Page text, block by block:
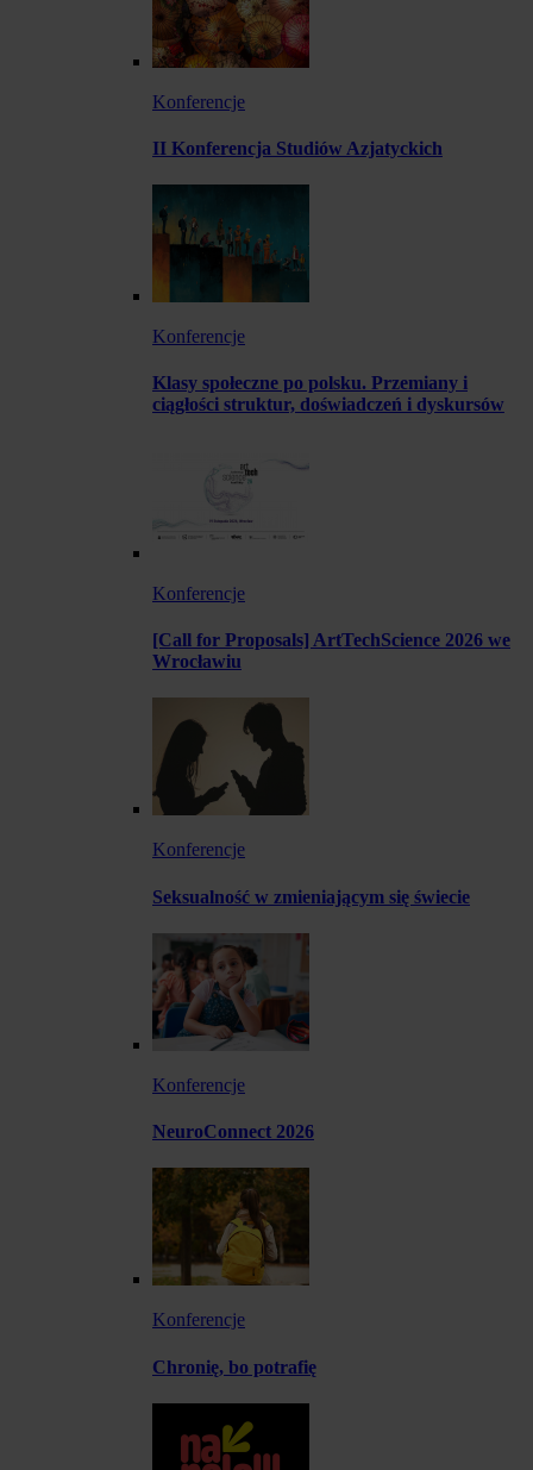
Konferencje
II Konferencja Studiów Azjatyckich
Konferencje
Klasy społeczne po polsku. Przemiany i
ciągłości struktur, doświadczeń i dyskursów
Konferencje
[Call for Proposals] ArtTechScience 2026 we
Wrocławiu
Konferencje
Seksualność w zmieniającym się świecie
Konferencje
NeuroConnect 2026
Konferencje
Chronię, bo potrafię